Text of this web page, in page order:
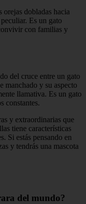
orejas dobladas hacia
Es un gato
con familias y
del cruce entre un gato
manchado y su aspecto
llamativa. Es un gato
constantes.
y extraordinarias que
tiene características
Si estás pensando en
y tendrás una mascota
del mundo?